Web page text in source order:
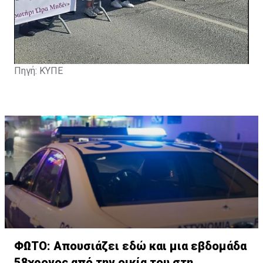
Πηγή: ΚΥΠΕ
ΦΩΤΟ: Απουσιάζει εδώ και μια εβδομάδα